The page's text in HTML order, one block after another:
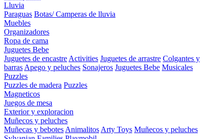
Lluvia
Paraguas Botas/ Camperas de lluvia
Muebles
Organizadores
Ropa de cama
Juguetes Bebe
Juguetes de encastre Activities Juguetes de arrastre Colgantes y
barras Apego y peluches Sonajeros Juguetes Bebe Musicales
Puzzles
Puzzles de madera Puzzles
Magneticos
Juegos de mesa
Exterior y exploracion
Muñecos y peluches
Muñecas y bebotes Animalitos Arty Toys Muñecos y peluches